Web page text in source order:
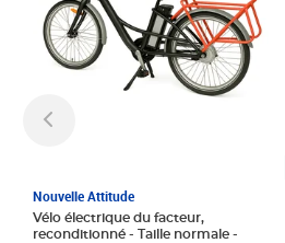
Nouvelle Attitude
Vélo électrique du facteur,
reconditionné - Taille normale -